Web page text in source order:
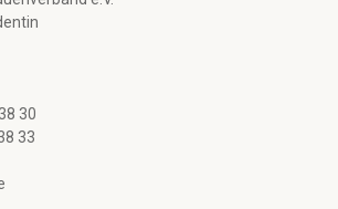
30
33